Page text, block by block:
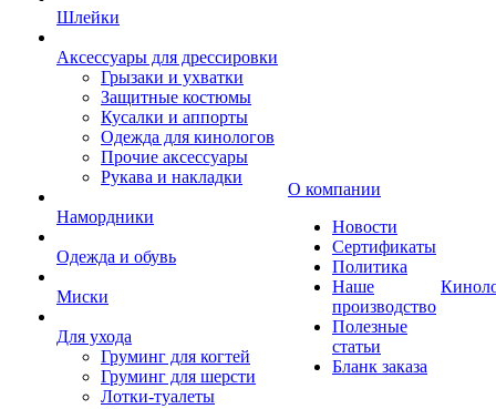
Шлейки
Аксессуары для дрессировки
Грызаки и ухватки
Защитные костюмы
Кусалки и аппорты
Одежда для кинологов
Прочие аксессуары
Рукава и накладки
Намордники
Одежда и обувь
Миски
Для ухода
Груминг для когтей
Груминг для шерсти
Лотки-туалеты
О компании
Новости
Сертификаты
Политика
Наше
производство
Полезные
статьи
Бланк заказа